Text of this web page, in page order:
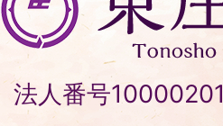
庄
町
Tonosho
Town
法人番号